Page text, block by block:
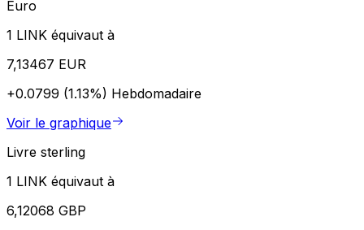
Euro
1 LINK équivaut à
7,13467 EUR
+0.0799 (1.13%) Hebdomadaire
Voir le graphique
Livre sterling
1 LINK équivaut à
6,12068 GBP